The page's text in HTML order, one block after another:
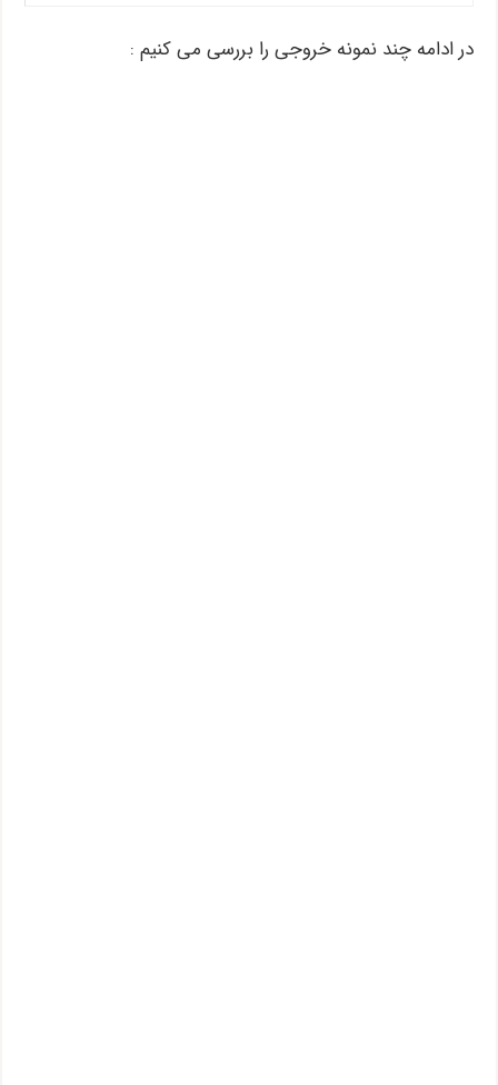
در ادامه چند نمونه خروجی را بررسی می کنیم :